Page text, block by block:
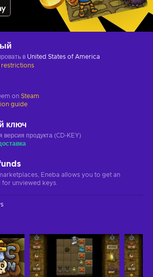
в United States of America
restrictions
on Steam
guide
ключ
версия продукта (CD-KEY)
Eneba allows you to get an
for unviewed keys.